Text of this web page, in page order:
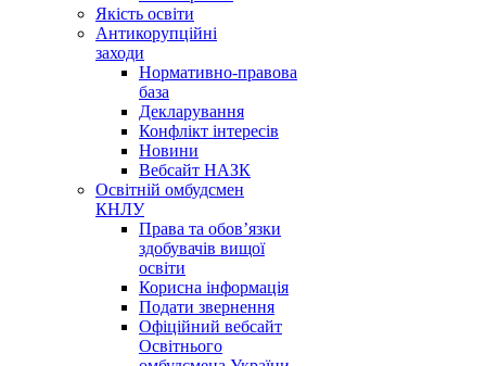
Якість освіти
Антикорупційні
заходи
Нормативно-правова
база
Декларування
Конфлікт інтересів
Новини
Вебсайт НАЗК
Освітній омбудсмен
КНЛУ
Права та обов’язки
здобувачів вищої
освіти
Корисна інформація
Подати звернення
Офіційний вебсайт
Освітнього